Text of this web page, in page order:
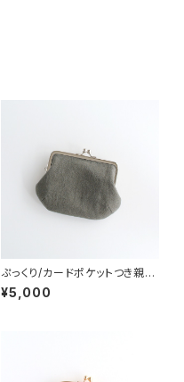
ぷっくり/カードポケットつき親子
がま口（お財布）グレイッシュグ
リーン
¥5,000